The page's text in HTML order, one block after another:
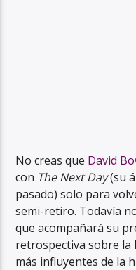
No creas que David
con The Next Day(su
pasado) solo para
semi-retiro. Todavía
que acompañará su
retrospectiva sobre la
más influyentes de la